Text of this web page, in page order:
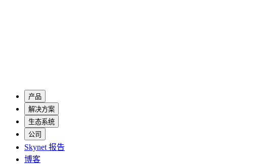
产品
解决方案
生态系统
公司
Skynet 报告
博客